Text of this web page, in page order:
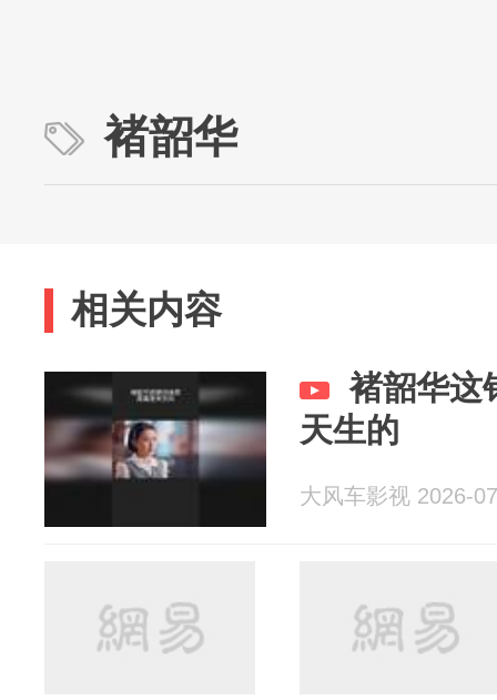
褚韶华
相关内容
褚韶华这
天生的
大风车影视 2026-